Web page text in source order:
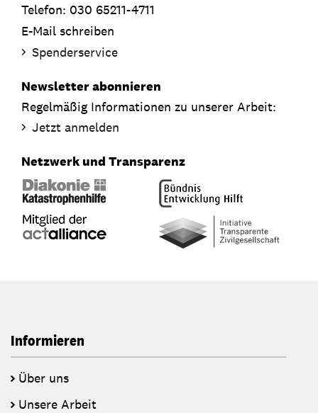
Telefon: 030 65211-4711
E-Mail schreiben
Spenderservice
Newsletter abonnieren
Regelmäßig Informationen zu unserer Arbeit:
Jetzt anmelden
Netzwerk und Transparenz
Informieren
Über uns
Unsere Arbeit